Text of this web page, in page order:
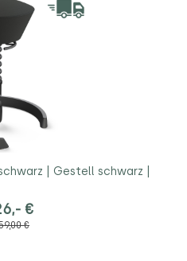
| Gestell schwarz |
€
€